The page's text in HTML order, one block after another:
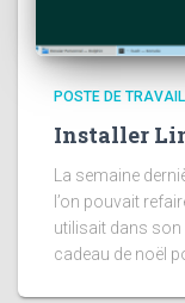
POSTE DE TRAVAIL
Installer
La semaine
l’on pouvait
utilisait dans son
cadeau de noël